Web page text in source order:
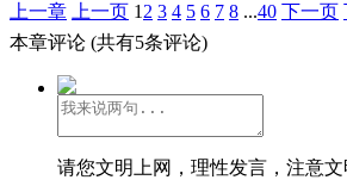
上一章
上一页 1 2 3 4 5 6 7 8 ...40 下一页
本章评论 (共有5条评论)
请您文明上网，理性发言，注意